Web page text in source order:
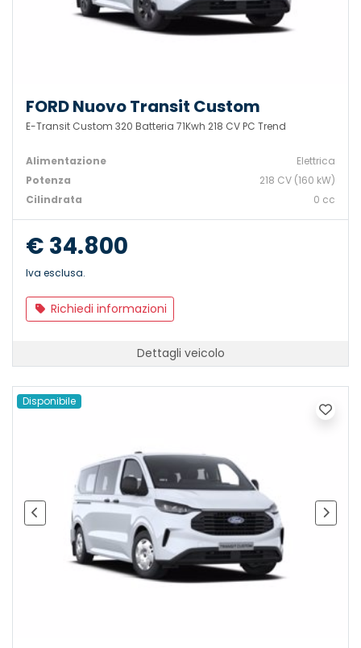
FORD Nuovo Transit Custom
E-Transit Custom 320 Batteria 71Kwh 218 CV PC Trend
Alimentazione
Elettrica
Potenza
218 CV (160 kW)
Cilindrata
0 cc
€ 34.800
Iva esclusa.
Richiedi informazioni
Dettagli veicolo
Disponibile